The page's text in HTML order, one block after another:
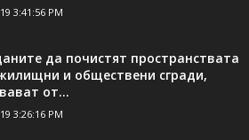
3:41:56 PM
да почистят пространствата
и обществени сгради,
от...
3:26:16 PM